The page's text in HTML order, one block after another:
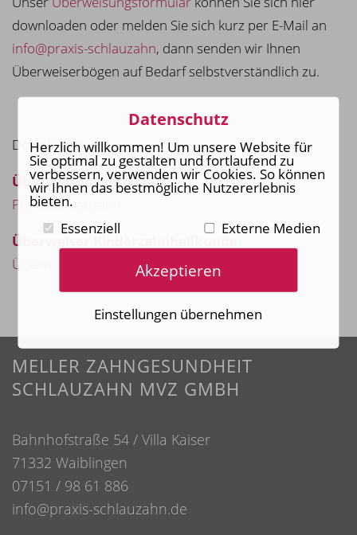
downloaden oder melden Sie sich kurz per E-Mail an
info@praxis-schlauzahn, dann senden wir Ihnen
Überweiserbögen auf Bedarf selbstverständlich zu.
Downloads:
Überweisungsformular
Praxis Schlauzahn
Überweiser Kinderzahnheilkunde
Überweiser (Spezialisten Kinderzahnheilkunde)
MELLER ZAHNGESUNDHEIT
SCHLAUZAHN MVZ GMBH
Bahnhofstraße 54 / Villa Kaiser
71332 Waiblingen
07151 / 98 61 886
info@praxis-schlauzahn.de
Datenschutz
Herzlich willkommen! Um unsere Website für
Sie optimal zu gestalten und fortlaufend zu
verbessern, verwenden wir Cookies. So können
wir Ihnen das bestmögliche Nutzererlebnis
bieten.
Essenziell
Externe Medien
Akzeptieren
Einstellungen übernehmen